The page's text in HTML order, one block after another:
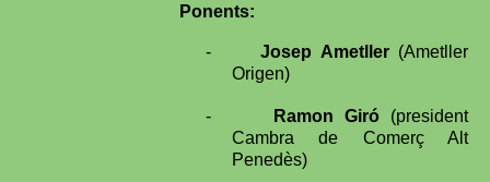
Ponents:
- Josep Ametller(Ametller
Origen)
- Ramon Giró (president
Cambra de Comerç Alt
Penedès)